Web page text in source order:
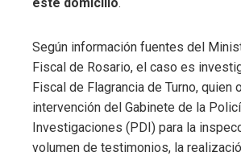
Según información fuentes del
Fiscal de Rosario, el caso es
Fiscal de Flagrancia de Turno, quien
intervención del Gabinete de la
Investigaciones (PDI) para la
volumen de testimonios, la